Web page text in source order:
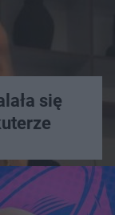
się